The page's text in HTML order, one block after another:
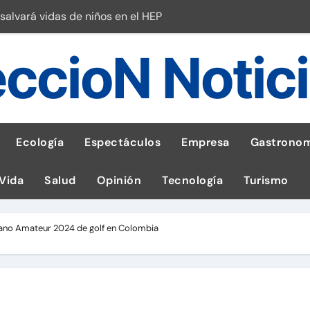
vidas de niños en el HEP
en Latam
con leña
de hígado
de celular según OSIPTEL
peruanos del IPD
Ecología Espectáculos Empresa
Salud Opinión Tecnología Turismo
Amateur 2024 de golf en Colombia